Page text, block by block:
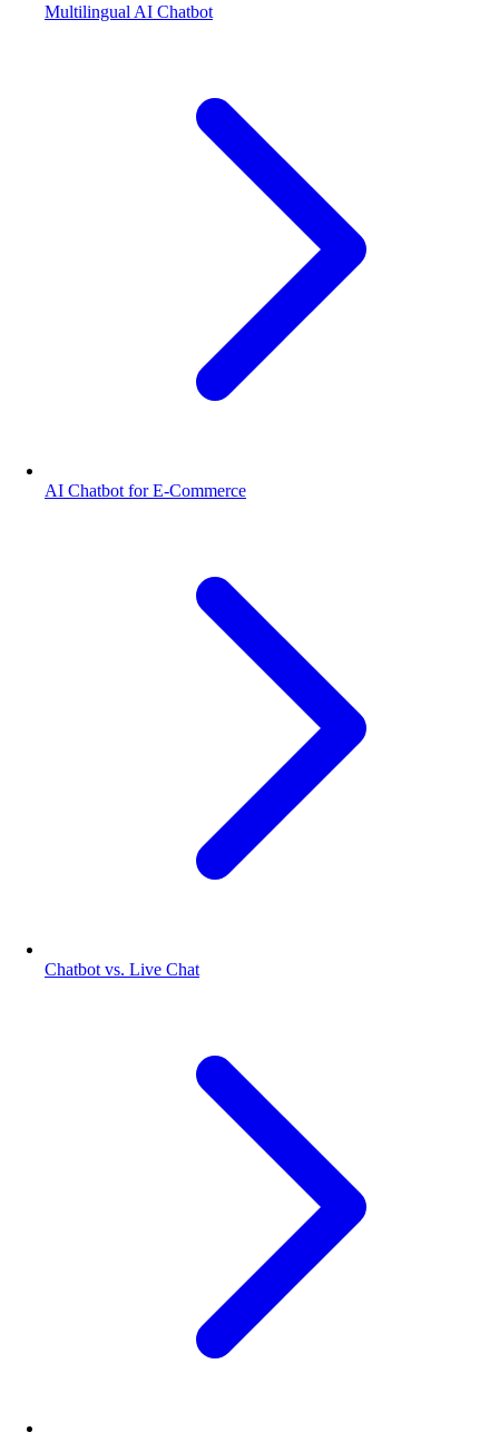
Multilingual AI Chatbot
AI Chatbot for E-Commerce
Chatbot vs. Live Chat